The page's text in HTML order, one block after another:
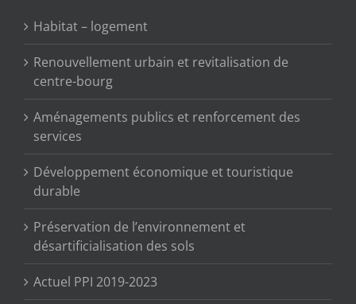
Habitat – logement
Renouvellement urbain et revitalisation de
centre-bourg
Aménagements publics et renforcement des
services
Développement économique et touristique
durable
Préservation de l’environnement et
désartificialisation des sols
Actuel PPI 2019-2023